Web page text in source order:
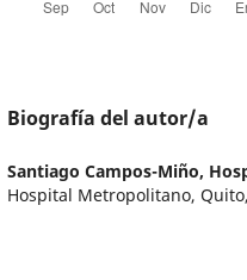
Biografía del autor/a
Santiago Campos-Miño,
Hospital Metropolitano,